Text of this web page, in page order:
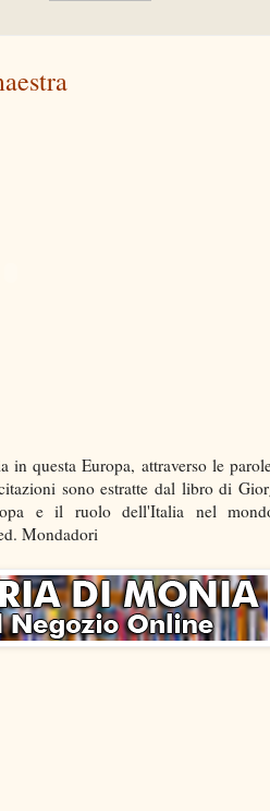
in questa Europa, attraverso le
sono estratte dal libro di
e il ruolo dell'Italia nel
Mondadori